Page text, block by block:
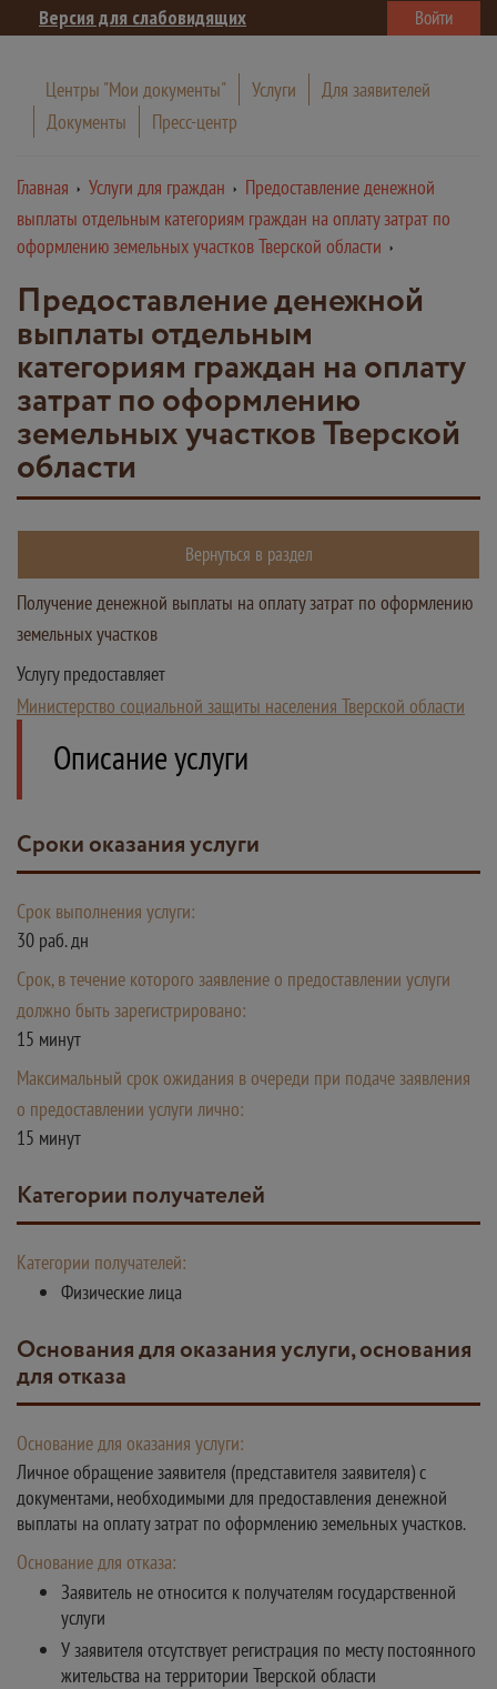
Версия для слабовидящих Войти
Центры "Мои документы" Услуги
Для заявителей
Документы
Пресс-центр
Главная Услуги для граждан
Предоставление денежной
выплаты отдельным категориям граждан на оплату затрат по
оформлению земельных участков Тверской области
Предоставление денежной
выплаты отдельным
категориям граждан на оплату
затрат по оформлению
земельных участков Тверской
области
Вернуться в раздел
Получение денежной выплаты на оплату затрат по оформлению
земельных участков
Услугу предоставляет
Министерство социальной защиты населения Тверской области
Описание услуги
Сроки оказания услуги
Срок выполнения услуги:
30 раб. дн
Срок, в течение которого заявление о предоставлении услуги
должно быть зарегистрировано:
15 минут
Максимальный срок ожидания в очереди при подаче заявления
о предоставлении услуги лично:
15 минут
Категории получателей
Категории получателей:
Физические лица
Основания для оказания услуги, основания
для отказа
Основание для оказания услуги:
Личное обращение заявителя (представителя заявителя) с
документами, необходимыми для предоставления денежной
выплаты на оплату затрат по оформлению земельных участков.
Основание для отказа:
Заявитель не относится к получателям государственной
услуги
У заявителя отсутствует регистрация по месту постоянного
жительства на территории Тверской области